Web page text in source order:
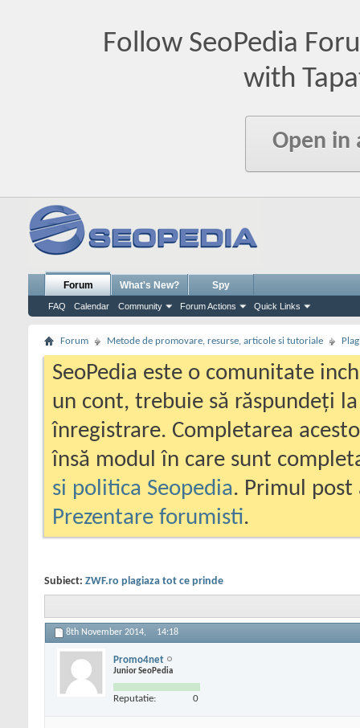
Follow SeoPedia
with
Open in
Forum
FAQ Calendar Community Forum Actions Quick Links
What's New? Spy
Forum Metode de promovare, resurse, articole si tutoriale
SeoPedia este o comunitate
un cont, trebuie să răspundeți
înregistrare. Completarea
însă modul în care sunt
si politica Seopedia. Primul
Prezentare forumisti.
Subiect: ZWF.ro plagiaza tot ce prinde
8th November 2014, 14:18
Promo4net
Junior SeoPedia
Reputatie: 0